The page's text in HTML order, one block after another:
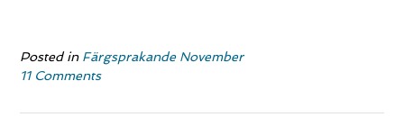
Posted in Färgsprakande November
11 Comments